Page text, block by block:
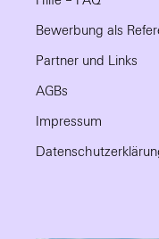
Bewerbung als
Partner und Links
AGBs
Impressum